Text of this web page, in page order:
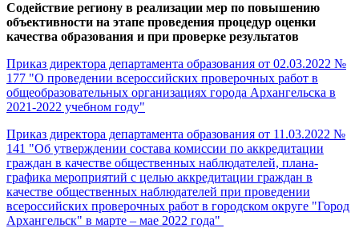
Содействие региону в реализации мер по повышению
объективности на этапе проведения процедур оценки
качества образования и при проверке результатов
Приказ директора департамента образования от 02.03.2022 №
177 "О проведении всероссийских проверочных работ в
общеобразовательных организациях города Архангельска в
2021-2022 учебном году"
Приказ директора департамента образования от 11.03.2022 №
141 "Об утверждении состава комиссии по аккредитации
граждан в качестве общественных наблюдателей, плана-
графика мероприятий с целью аккредитации граждан в
качестве общественных наблюдателей при проведении
всероссийских проверочных работ в городском округе "Город
Архангельск" в марте – мае 2022 года"